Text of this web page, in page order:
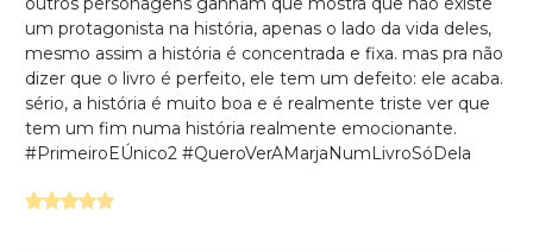
um protagonista na história, apenas o lado da vida deles,
mesmo assim a história é concentrada e fixa. mas pra não
dizer que o livro é perfeito, ele tem um defeito: ele acaba.
sério, a história é muito boa e é realmente triste ver que
tem um fim numa história realmente emocionante.
#PrimeiroEÚnico2 #QueroVerAMarjaNumLivroSóDela